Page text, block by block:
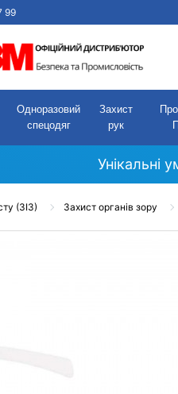
99
Одноразовий
спецодяг
Захист
рук
Унікальні
(ЗІЗ) Захист органів зору